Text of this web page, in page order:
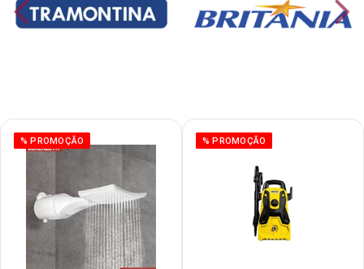
% PROMOÇÃO % PROMOÇÃO